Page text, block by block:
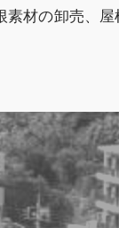
材の卸売、屋